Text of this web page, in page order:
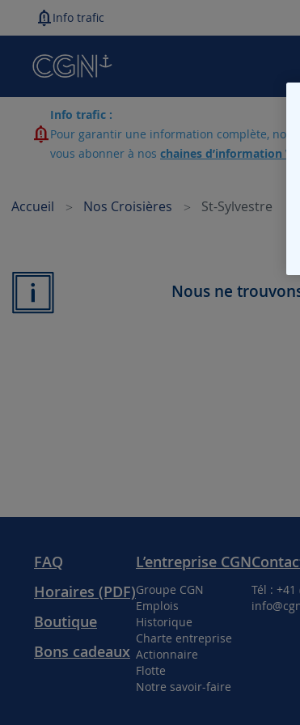
Info trafic
Info trafic :
Pour garantir une information complète,
vous abonner à nos chaines d’information
Accueil Nos Croisières St-Sylvestre
Nous ne
FAQ
Horaires (PDF)
Boutique
Bons cadeaux
L’entreprise CGN
Groupe CGN
Emplois
Historique
Charte entreprise
Actionnaire
Flotte
Notre savoir-faire
Tél : +41